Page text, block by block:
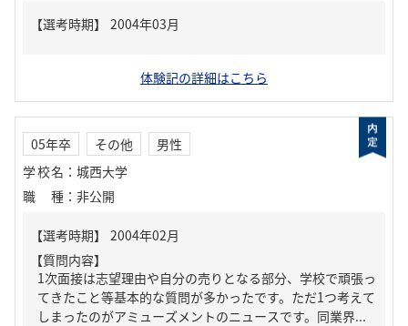
体験記の詳細はこちら
05年卒 その他
男性
学校名 ： 城西大学
職種 ： 非公開
【質問内容】
1次面接は志望理由や自分の売りとなる部分、学校で頑張っ
てきたこと等基本的な質問が多かったです。ただ1つ考えて
しまったのがアミューズメントのニュースです。同業界...